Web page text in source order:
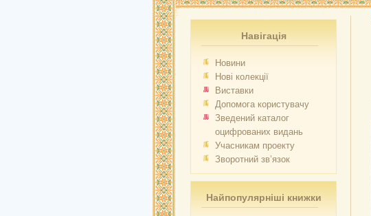
Навігація
Новини
Нові колекції
Виставки
Допомога користувачу
Зведений каталог
оцифрованих видань
Учасникам проекту
Зворотний зв’язок
Найпопулярніші книжки